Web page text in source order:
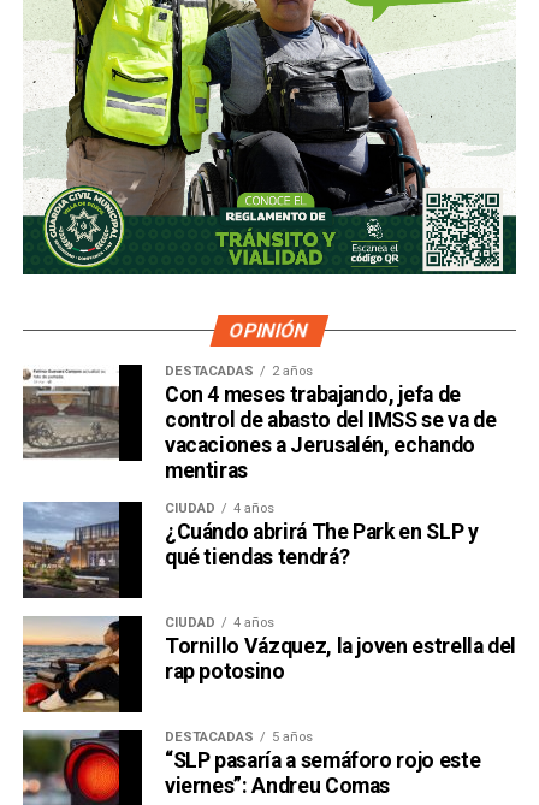
OPINIÓN
DESTACADAS 2 años
Con 4 meses trabajando, jefa de
control de abasto del IMSS se va de
vacaciones a Jerusalén, echando
mentiras
CIUDAD 4 años
¿Cuándo abrirá The Park en SLP y
qué tiendas tendrá?
CIUDAD 4 años
Tornillo Vázquez, la joven estrella del
rap potosino
DESTACADAS 5 años
“SLP pasaría a semáforo rojo este
viernes”: Andreu Comas